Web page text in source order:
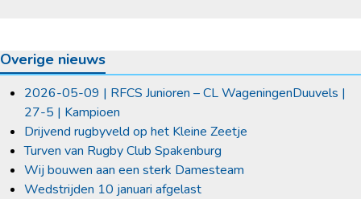
Overige nieuws
2026-05-09 | RFCS Junioren – CL WageningenDuuvels |
27-5 | Kampioen
Drijvend rugbyveld op het Kleine Zeetje
Turven van Rugby Club Spakenburg
Wij bouwen aan een sterk Damesteam
Wedstrijden 10 januari afgelast